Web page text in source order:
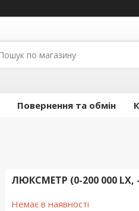
Повернення та обмін
ЛЮКСМЕТР (0-200 000 LX, -
Немає в наявності